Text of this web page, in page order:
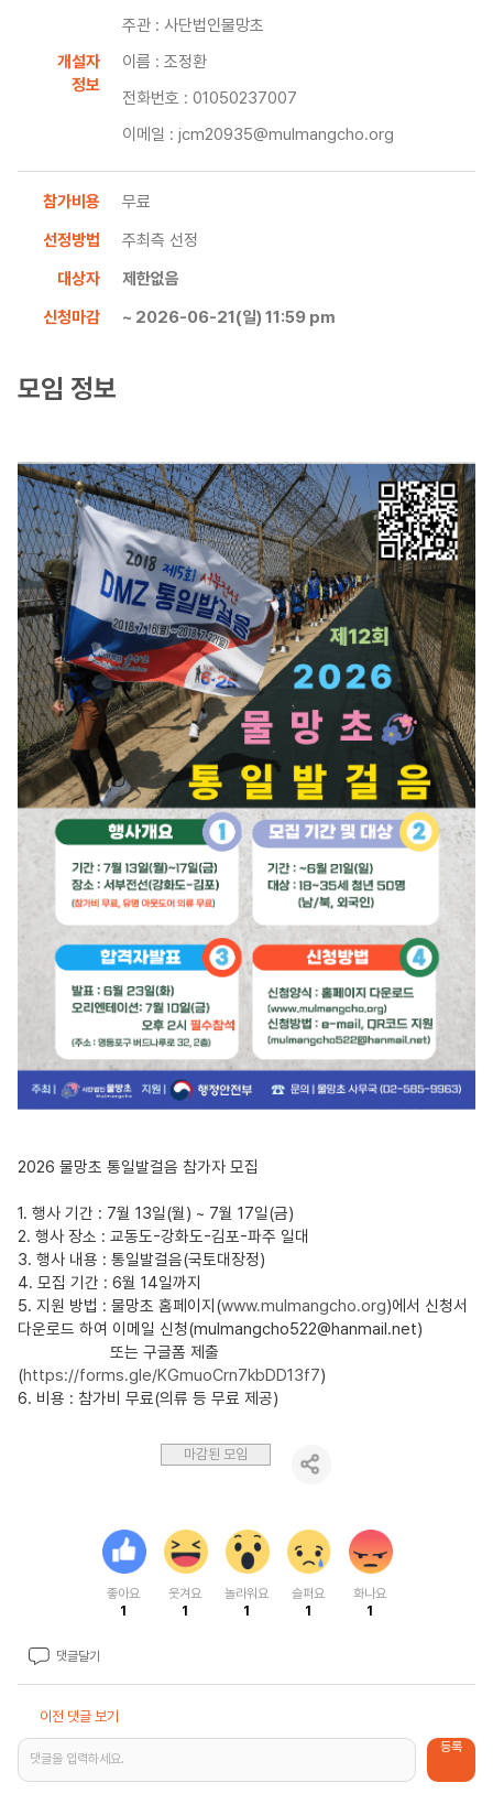
주관 : 사단법인물망초
개설자
정보
이름 : 조정환
전화번호 : 01050237007
이메일 : jcm20935@mulmangcho.org
참가비용
무료
선정방법
주최측 선정
대상자
제한없음
신청마감
~ 2026-06-21(일) 11:59 pm
모임 정보
2026 물망초 통일발걸음 참가자 모집
1. 행사 기간 : 7월 13일(월) ~ 7월 17일(금)
2. 행사 장소 : 교동도-강화도-김포-파주 일대
3. 행사 내용 : 통일발걸음(국토대장정)
4. 모집 기간 : 6월 14일까지
5. 지원 방법 : 물망초 홈페이지(www.mulmangcho.org)에서 신청서
다운로드 하여 이메일 신청(mulmangcho522@hanmail.net)
또는 구글폼 제출
(https://forms.gle/KGmuoCrn7kbDD13f7)
6. 비용 : 참가비 무료(의류 등 무료 제공)
마감된 모임
좋아요
1
웃겨요
1
놀라워요
1
슬퍼요
1
화나요
1
댓글달기
이전 댓글 보기
댓글을 입력하세요.
등록